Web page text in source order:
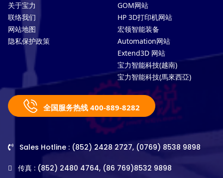
关于宝力
联络我们
网站地图
隐私保护政策
GOM网站
HP 3D打印机网站
宏领智能装备
Automation网站
Extend3D 网站
宝力智能科技(越南)
宝力智能科技(馬來西亞)
全国服务热线 400-889-8282
Sales Hotline : (852) 2428 2727, (0769) 8538 9898
传真 : (852) 2480 4764, (86 769)8532 9898